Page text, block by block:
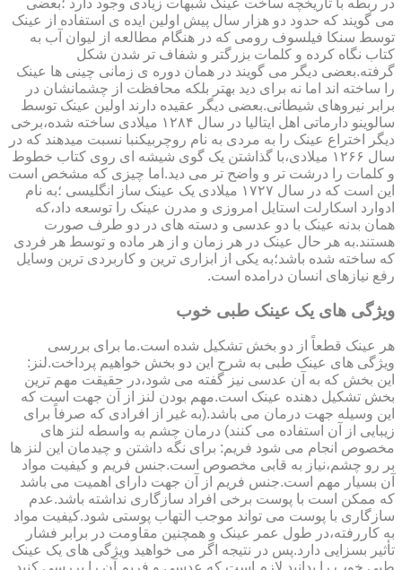
می گویند که حدود دو هزار سال پیش اولین ایده ی استفاده از عینک
توسط سنکا فیلسوف رومی که در هنگام مطالعه از لیوان آب به
کتاب نگاه کرده و کلمات بزرگتر و شفاف تر شدن شکل
گرفته.بعضی دیگر می گویند در همان دوره ی زمانی چینی ها عینک
را ساخته اند اما نه برای دید بهتر بلکه محافظت از چشمانشان در
برابر نیروهای شیطانی.بعضی دیگر عقیده دارند اولین عینک توسط
سالوینو دارماتی اهل ایتالیا در سال ۱۲۸۴ میلادی ساخته شده،برخی
دیگر اختراع عینک را به مردی به نام روچربیکنبا نسبت میدهند که در
سال ۱۲۶۶ میلادی،با گذاشتن یک گوی شیشه ای روی کتاب خطوط
و کلمات را درشت تر و واضح تر می دید.اما چیزی که مشخص است
این است که در سال ۱۷۲۷ میلادی یک عینک ساز انگلیسی ؛به نام
ادوارد اسکارلت استایل امروزی و مدرن عینک را توسعه داد،که
همان بدنه عینک با دو عدسی و دسته های در دو طرف صورت
هستند.به هر حال عینک در هر زمان و از هر ماده و توسط هر فردی
که ساخته شده باشد؛به یکی از ابزاری ترین و کاربردی ترین وسایل
رفع نیازهای انسان درامده است.
ویژگی های یک عینک طبی خوب
هر عینک قطعاً از دو بخش تشکیل شده است.ما برای بررسی
ویژگی های عینک طبی به شرح این دو بخش خواهیم پرداخت.لنز:
این بخش که به آن عدسی نیز گفته می شود،در حقیقت مهم ترین
بخش تشکیل دهنده عینک است.مهم بودن لنز از آن جهت است که
این وسیله جهت درمان می باشد.(به غیر از افرادی که صرفاً برای
زیبایی از آن استفاده می کنند) درمان چشم به واسطه لنز های
مخصوص انجام می شود فریم: برای نگه داشتن و چیدمان این لنز ها
بر رو چشم،نیاز به قابی مخصوص است.جنس فریم و کیفیت مواد
آن بسیار مهم است.جنس فریم از آن جهت دارای اهمیت می باشد
که ممکن است با پوست برخی افراد سازگاری نداشته باشد.عدم
سازگاری با پوست می تواند موجب التهاب پوستی شود.کیفیت مواد
به کاررفته،در طول عمر عینک و همچنین مقاومت در برابر فشار
تأثیر بسزایی دارد.پس در نتیجه اگر می خواهید ویژگی های یک عینک